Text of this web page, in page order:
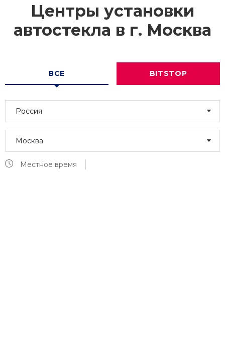
Центры установки
автостекла в г. Москва
ВСЕ BITSTOP
Россия
Москва
Местное время